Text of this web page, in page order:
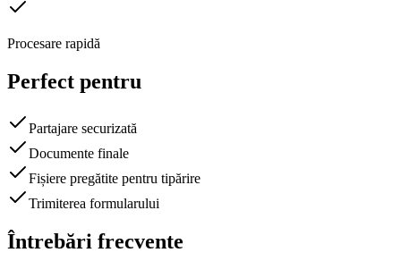
Procesare rapidă
Perfect pentru
Partajare securizată
Documente finale
Fișiere pregătite pentru tipărire
Trimiterea formularului
Întrebări frecvente